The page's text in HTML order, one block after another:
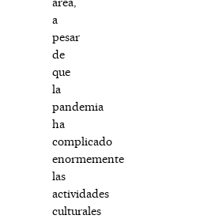
a
pesar
de
que
la
pandemia
ha
complicado
enormemente
las
actividades
culturales